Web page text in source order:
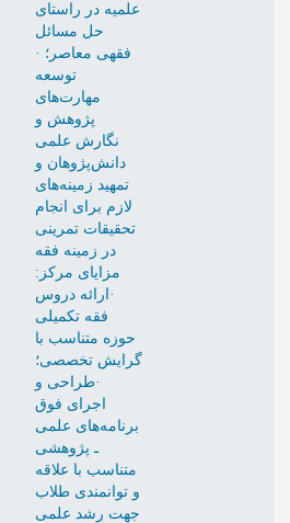
علمیه در راستای
حل مسائل
فقهی معاصر؛ ·
توسعه
مهارت‌های
پژوهش و
نگارش علمی
دانش‌پژوهان و
تمهید زمینه‌های
لازم برای انجام
تحقیقات تمرینی
در زمینه فقه
مزایای مرکز:
·ارائه دروس
فقه تکمیلی
حوزه متناسب با
گرایش تخصصی؛
·طراحی و
اجرای فوق
برنامه‌های علمی
ـ پژوهشی
متناسب با علاقه
و توانمندی طلاب
جهت رشد علمی